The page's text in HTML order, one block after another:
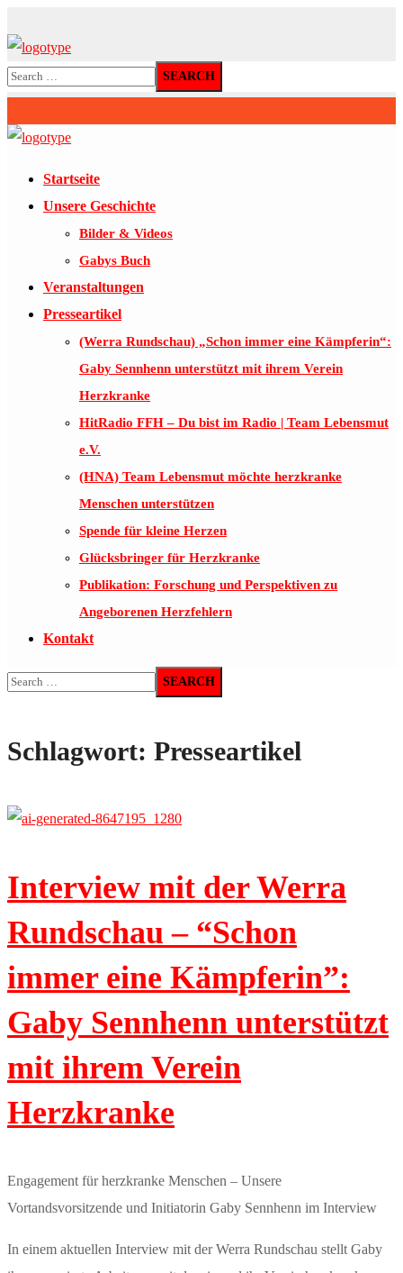
Startseite
Unsere Geschichte
Bilder & Videos
Gabys Buch
Veranstaltungen
Presseartikel
(Werra Rundschau) „Schon immer eine Kämpferin“:
Gaby Sennhenn unterstützt mit ihrem Verein
Herzkranke
HitRadio FFH – Du bist im Radio | Team Lebensmut
e.V.
(HNA) Team Lebensmut möchte herzkranke
Menschen unterstützen
Spende für kleine Herzen
Glücksbringer für Herzkranke
Publikation: Forschung und Perspektiven zu
Angeborenen Herzfehlern
Kontakt
Schlagwort: Presseartikel
Interview mit der Werra
Rundschau – “Schon
immer eine Kämpferin”:
Gaby Sennhenn unterstützt
mit ihrem Verein
Herzkranke
Engagement für herzkranke Menschen – Unsere
Vortandsvorsitzende und Initiatorin Gaby Sennhenn im Interview
In einem aktuellen Interview mit der Werra Rundschau stellt Gaby